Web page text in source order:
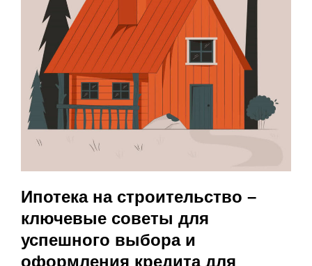
Ипотека на строительство –
ключевые советы для
успешного выбора и
оформления кредита для